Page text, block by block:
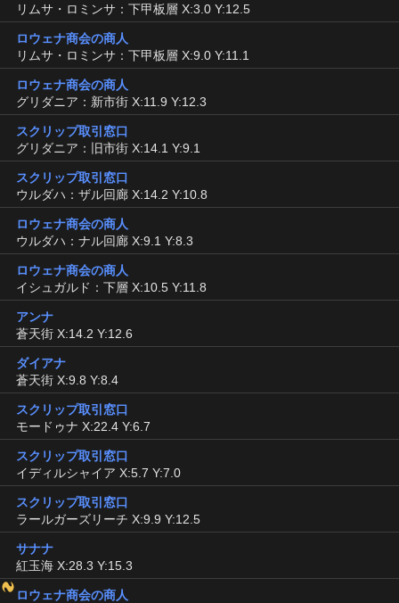
リムサ・ロミンサ：下甲板層 X:3.0 Y:12.5
ロウェナ商会の商人
リムサ・ロミンサ：下甲板層 X:9.0 Y:11.1
ロウェナ商会の商人
グリダニア：新市街 X:11.9 Y:12.3
スクリップ取引窓口
グリダニア：旧市街 X:14.1 Y:9.1
スクリップ取引窓口
ウルダハ：ザル回廊 X:14.2 Y:10.8
ロウェナ商会の商人
ウルダハ：ナル回廊 X:9.1 Y:8.3
ロウェナ商会の商人
イシュガルド：下層 X:10.5 Y:11.8
アンナ
蒼天街 X:14.2 Y:12.6
ダイアナ
蒼天街 X:9.8 Y:8.4
スクリップ取引窓口
モードゥナ X:22.4 Y:6.7
スクリップ取引窓口
イディルシャイア X:5.7 Y:7.0
スクリップ取引窓口
ラールガーズリーチ X:9.9 Y:12.5
サナナ
紅玉海 X:28.3 Y:15.3
ロウェナ商会の商人